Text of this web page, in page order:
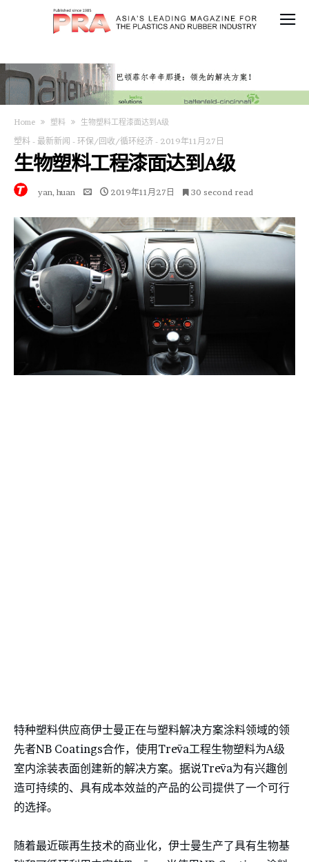
Home 塑料 生物塑料工程漆面达到A级
塑料 - 最新新闻 - 环保/回收/循环经济 - 2019年11月27日
生物塑料工程漆面达到A级
yan, huan 2019年11月27日 30 second read
特种塑料供应商伊士曼正在与塑料解决方案涂料领域的领
先者NB Coatings合作，使用Trēva工程生物塑料为A级
室内涂装表面创建新的解决方案。据说Trēva为有兴趣创
造可持续的、具有成本效益的产品的公司提供了一个可行
的选择。
随着最近碳再生技术的商业化，伊士曼生产了具有生物基